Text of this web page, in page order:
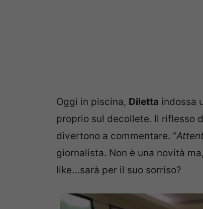
Oggi in piscina, Diletta indossa
proprio sul decollete. Il riflesso
divertono a commentare. “
giornalista. Non è una novità
like…sarà per il suo sorriso?